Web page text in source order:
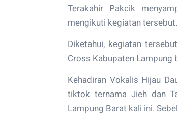
Terakahir Pakcik
mengikuti kegiatan tersebut.
Diketahui, kegiatan
Cross Kabupaten Lampung
Kehadiran Vokalis Hijau
tiktok ternama Jieh dan
Lampung Barat kali ini.